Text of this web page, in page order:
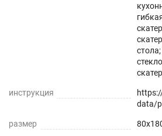
Приглушает звон столовых
Безопасно
Для людей и животных
инструкция
data/
размер